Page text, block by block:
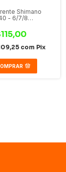
Shimano
- 6/7/8
com Pix